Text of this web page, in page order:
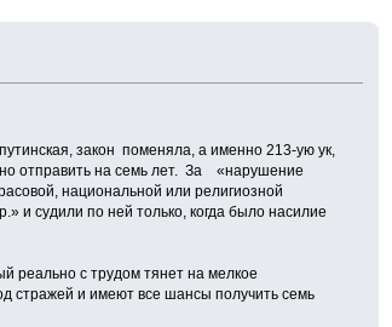
закон поменяла, а именно 213-ую ук,
отправить на семь лет. За «нарушение
национальной или религиозной
и судили по ней только, когда было насилие
реально с трудом тянет на мелкое
стражей и имеют все шансы получить семь